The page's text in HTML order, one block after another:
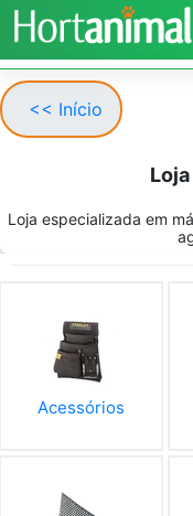
<< Início
Loja especializada em
Acessórios